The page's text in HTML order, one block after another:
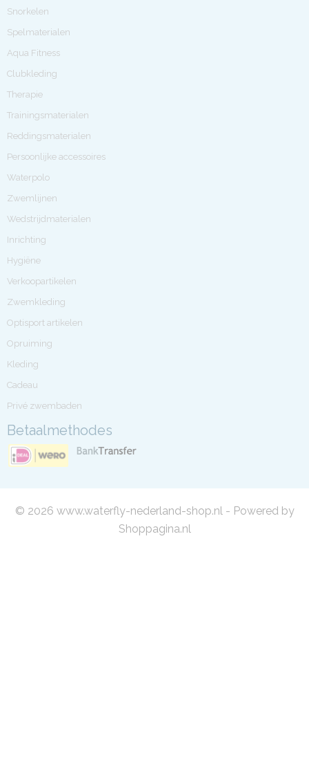
Snorkelen
Spelmaterialen
Aqua Fitness
Clubkleding
Therapie
Trainingsmaterialen
Reddingsmaterialen
Persoonlijke accessoires
Waterpolo
Zwemlijnen
Wedstrijdmaterialen
Inrichting
Hygiëne
Verkoopartikelen
Zwemkleding
Optisport artikelen
Opruiming
Kleding
Cadeau
Privé zwembaden
Betaalmethodes
© 2026 www.waterfly-nederland-shop.nl - Powered by
Shoppagina.nl